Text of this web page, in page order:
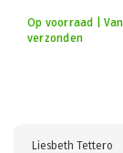
Op voorraad |
verzonden
Liesbeth Tettero